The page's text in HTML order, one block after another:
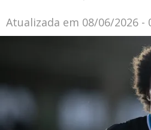
Atualizada em 08/06/2026 -